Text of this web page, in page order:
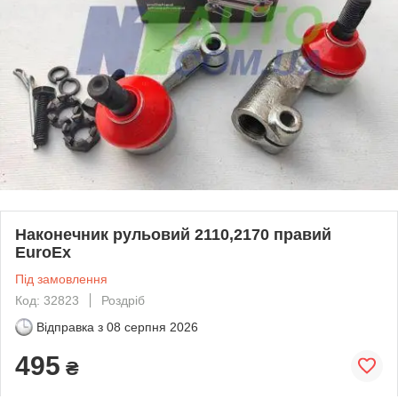
Наконечник рульовий 2110,2170 правий
EuroEx
Під замовлення
Код: 32823
Роздріб
Відправка з 08 серпня 2026
495 ₴